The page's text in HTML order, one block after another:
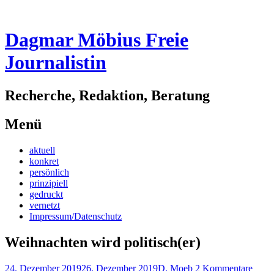
Dagmar Möbius Freie
Journalistin
Recherche, Redaktion, Beratung
Menü
Zum
Inhalt
springen
aktuell
konkret
persönlich
prinzipiell
gedruckt
vernetzt
Impressum/Datenschutz
Weihnachten wird politisch(er)
24. Dezember 201926. Dezember 2019D. Moeb 2 Kommentare